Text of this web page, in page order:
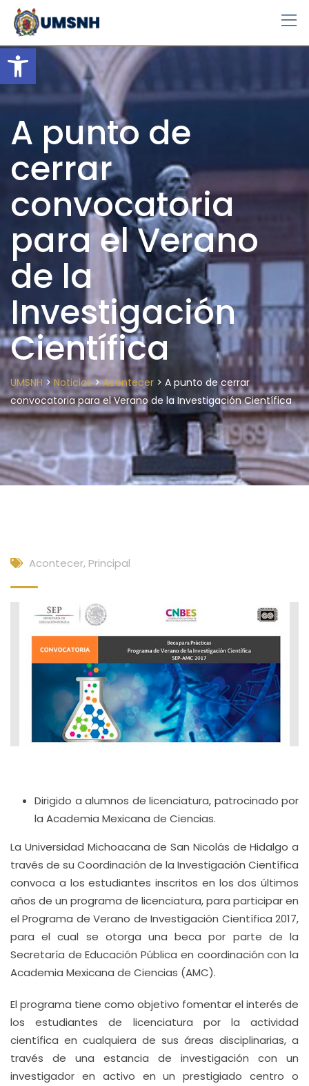
Open toolbar
Skip
content
A punto de
cerrar
convocatoria
para el Verano
de la
Investigación
Científica
UMSNH > Noticias>Acontecer > A punto de cerrar
convocatoria para el Verano de la Investigación Científica
Acontecer, Principal
Dirigido a alumnos de licenciatura, patrocinado por
la Academia Mexicana de Ciencias.
La Universidad Michoacana de San Nicolás de Hidalgo a
través de su Coordinación de la Investigación Científica
convoca a los estudiantes inscritos en los dos últimos
años de un programa de licenciatura, para participar en
el Programa de Verano de Investigación Científica 2017,
para el cual se otorga una beca por parte de la
Secretaría de Educación Pública en coordinación con la
Academia Mexicana de Ciencias (AMC).
El programa tiene como objetivo fomentar el interés de
los estudiantes de licenciatura por la actividad
científica en cualquiera de sus áreas disciplinarias, a
través de una estancia de investigación con un
investigador en activo en un prestigiado centro o